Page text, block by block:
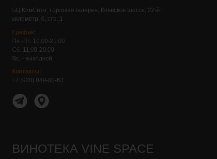
ВИНОТЕКА VINE SPACE
БЦ КомСити, торговая галерея, Киевское шоссе, 22-й
километр, 6, стр. 1
График:
Пн.-Пт. 10.00-21.00
Сб. 11.00-20.00
Вс. - выходной
Контакты:
+7 (920) 049-80-63